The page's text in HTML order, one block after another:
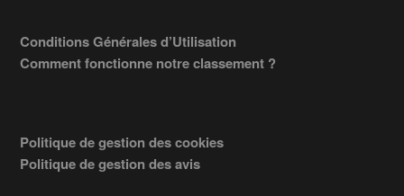
Conditions Générales d’Utilisation
Comment fonctionne notre classement ?
Politique de gestion des cookies
Politique de gestion des avis